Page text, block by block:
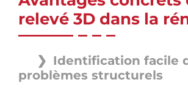
relevé 3D dans la
Identification facile
problèmes structurels